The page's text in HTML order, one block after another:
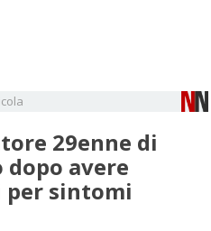
29enne di
avere
per sintomi